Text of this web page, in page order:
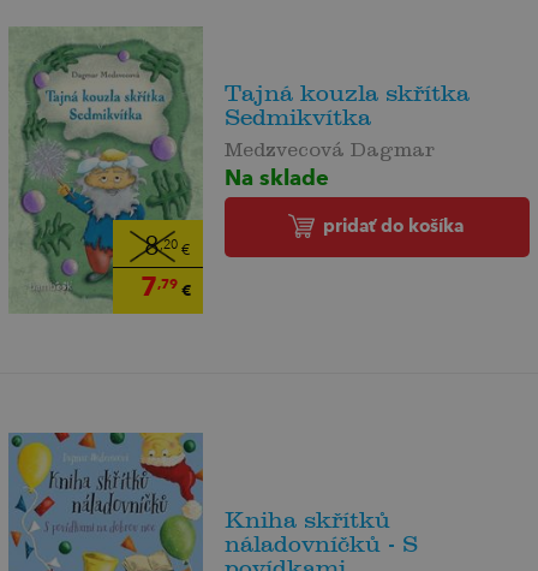
8,20€
7,79€
Tajná kouzla skřítka
Sedmikvítka
Medzvecová Dagmar
Na sklade
pridať do košíka
Kniha skřítků
náladovníčků - S